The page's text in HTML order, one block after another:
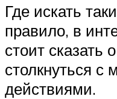
Где искать
правило, в
стоит сказать
столкнуться с
действиями.